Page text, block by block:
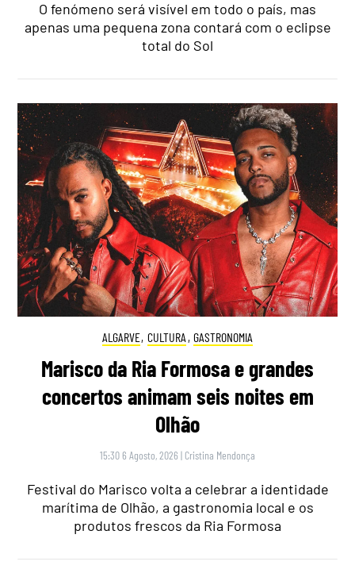
O fenómeno será visível em todo o país, mas
apenas uma pequena zona contará com o eclipse
total do Sol
ALGARVE, CULTURA , GASTRONOMIA
Marisco da Ria Formosa e grandes
concertos animam seis noites em
Olhão
15:30 6 Agosto, 2026 | Cristina Mendonça
Festival do Marisco volta a celebrar a identidade
marítima de Olhão, a gastronomia local e os
produtos frescos da Ria Formosa